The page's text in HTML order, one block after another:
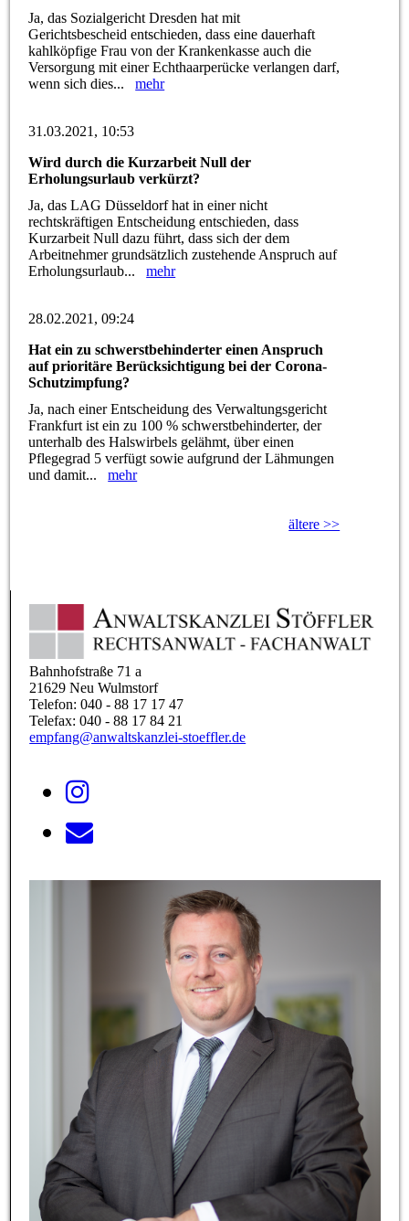
Ja, das Sozialgericht Dresden hat mit
Gerichtsbescheid entschieden, dass eine dauerhaft
kahlköpfige Frau von der Krankenkasse auch die
Versorgung mit einer Echthaarperücke verlangen darf,
wenn sich dies...mehr
31.03.2021, 10:53
Wird durch die Kurzarbeit Null der
Erholungsurlaub verkürzt?
Ja, das LAG Düsseldorf hat in einer nicht
rechtskräftigen Entscheidung entschieden, dass
Kurzarbeit Null dazu führt, dass sich der dem
Arbeitnehmer grundsätzlich zustehende Anspruch auf
Erholungsurlaub...mehr
28.02.2021, 09:24
Hat ein zu schwerstbehinderter einen Anspruch
auf prioritäre Berücksichtigung bei der Corona-
Schutzimpfung?
Ja, nach einer Entscheidung des Verwaltungsgericht
Frankfurt ist ein zu 100 % schwerstbehinderter, der
unterhalb des Halswirbels gelähmt, über einen
Pflegegrad 5 verfügt sowie aufgrund der Lähmungen
und damit...mehr
ältere >>
Bahnhofstraße 71 a
21629 Neu Wulmstorf
Telefon: 040 - 88 17 17 47
Telefax: 040 - 88 17 84 21
empfang@anwaltskanzlei-stoeffler.de